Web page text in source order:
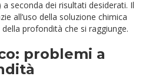
seconda dei risultati desiderati. Il
all’uso della soluzione chimica
profondità che si raggiunge.
problemi a